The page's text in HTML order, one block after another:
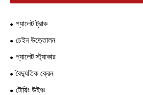
প্যালেট ট্রাক
চেইন উত্তোলন
প্যালেট স্ট্যাকার
বৈদ্যুতিক ক্রেন
টোয়িং উইঞ্চ